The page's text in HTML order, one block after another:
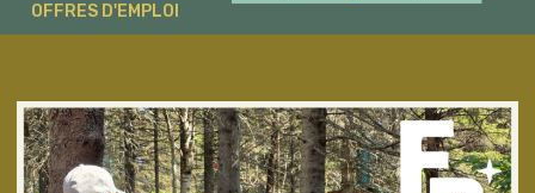
OFFRES D'EMPLOI